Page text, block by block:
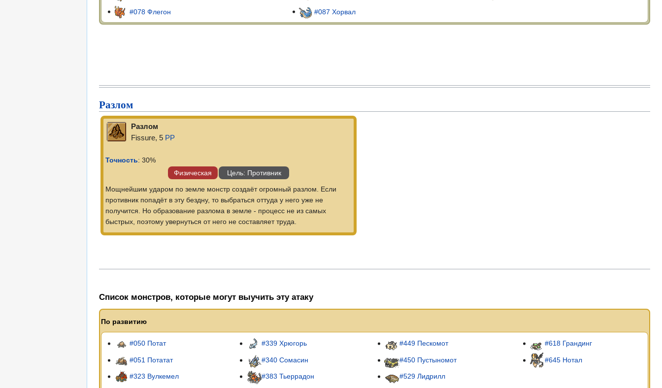
#078 Флегон #087 Хорвал
Разлом
Разлом
Fissure, 5 PP
Точность: 30%
Физическая
Цель: Противник
Мощнейшим ударом по земле монстр создаёт огромный разлом. Если
противник попадёт в эту бездну, то выбраться оттуда у него уже не
получится. Но образование разлома в земле - процесс не из самых
быстрых, поэтому увернуться от него не составляет труда.
Список монстров, которые могут выучить эту атаку
По развитию
#050 Потат
#051 Потатат
#323 Вулкемел
#339 Хрюгорь
#340 Сомасин
#383 Тьеррадон
#449 Пескомот
#450 Пустыномот
#529 Лидрилл
#618 Грандинг
#645 Нотал